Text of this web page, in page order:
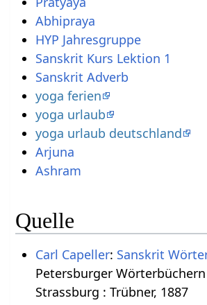
Abhipraya
HYP Jahresgruppe
Sanskrit Kurs Lektion 1
Sanskrit Adverb
yoga ferien
yoga urlaub
yoga urlaub deutschland
Arjuna
Ashram
Quelle
Carl Capeller: Sanskrit
Petersburger
Strassburg : Trübner, 1887